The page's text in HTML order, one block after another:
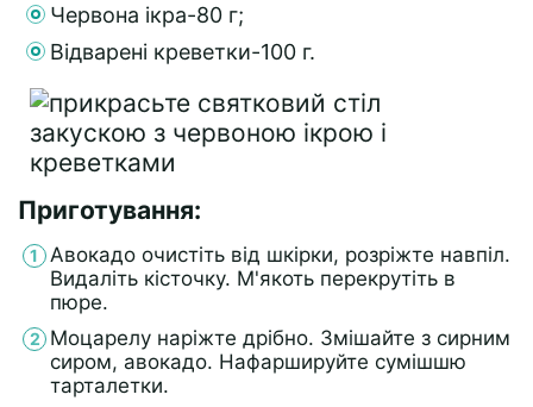
Червона ікра-80 г;
Відварені креветки-100 г.
Приготування:
Авокадо очистіть від шкірки, розріжте навпіл.
Видаліть кісточку. М'якоть перекрутіть в
пюре.
Моцарелу наріжте дрібно. Змішайте з сирним
сиром, авокадо. Нафаршируйте сумішшю
тарталетки.